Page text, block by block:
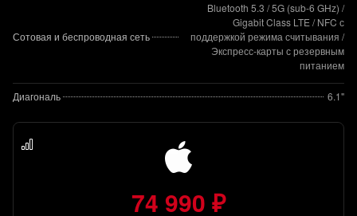
Сотовая и беспроводная сеть
Bluetooth 5.3 / 5G (sub‑6 GHz) /
Gigabit Class LTE / NFC с
поддержкой режима считывания /
Экспресс‑карты с резервным
питанием
Диагональ 6.1"
74 990 ₽